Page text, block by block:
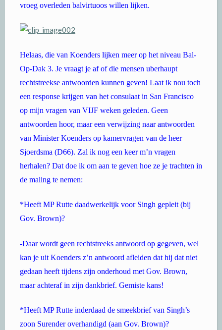
vroeg overleden balvirtuoos willen lijken.
Helaas, die van Koenders lijken meer op het niveau Bal-
Op-Dak 3. Je vraagt je af of die mensen uberhaupt
rechtstreekse antwoorden kunnen geven! Laat ik nou toch
een response krijgen van het consulaat in San Francisco
op mijn vragen van VIJF weken geleden. Geen
antwoorden hoor, maar een verwijzing naar antwoorden
van Minister Koenders op kamervragen van de heer
Sjoerdsma (D66). Zal ik nog een keer m’n vragen
herhalen? Dat doe ik om aan te geven hoe ze je trachten in
de maling te nemen:
*Heeft MP Rutte daadwerkelijk voor Singh gepleit (bij
Gov. Brown)?
-Daar wordt geen rechtstreeks antwoord op gegeven, wel
kan je uit Koenders z’n antwoord afleiden dat hij dat niet
gedaan heeft tijdens zijn onderhoud met Gov. Brown,
maar achteraf in zijn dankbrief. Gemiste kans!
*Heeft MP Rutte inderdaad de smeekbrief van Singh’s
zoon Surender overhandigd (aan Gov. Brown)?